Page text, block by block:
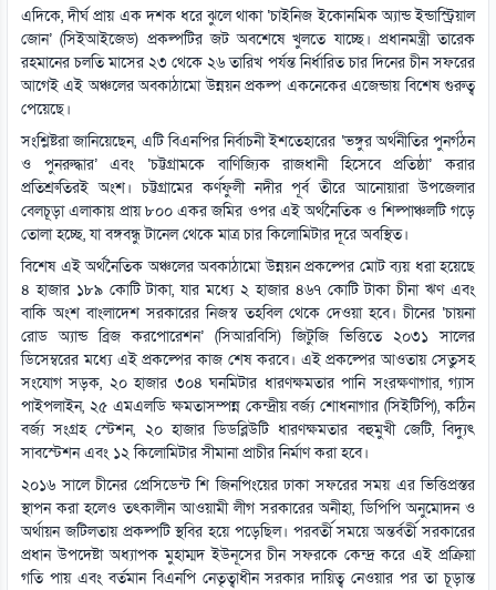
এদিকে, দীর্ঘ প্রায় এক দশক ধরে ঝুলে থাকা ‘চাইনিজ ইকোনমিক অ্যান্ড ইন্ডাস্ট্রিয়াল
জোন’ (সিইআইজেড) প্রকল্পটির জট অবশেষে খুলতে যাচ্ছে। প্রধানমন্ত্রী তারেক
রহমানের চলতি মাসের ২৩ থেকে ২৬ তারিখ পর্যন্ত নির্ধারিত চার দিনের চীন সফরের
আগেই এই অঞ্চলের অবকাঠামো উন্নয়ন প্রকল্প একনেকের এজেন্ডায় বিশেষ গুরুত্ব
পেয়েছে।
সংশ্লিষ্টরা জানিয়েছেন, এটি বিএনপির নির্বাচনী ইশতেহারের ‘ভঙ্গুর অর্থনীতির পুনর্গঠন
ও পুনরুদ্ধার’ এবং ‘চট্টগ্রামকে বাণিজ্যিক রাজধানী হিসেবে প্রতিষ্ঠা’ করার
প্রতিশ্রুতিরই অংশ। চট্টগ্রামের কর্ণফুলী নদীর পূর্ব তীরে আনোয়ারা উপজেলার
বেলচূড়া এলাকায় প্রায় ৮০০ একর জমির ওপর এই অর্থনৈতিক ও শিল্পাঞ্চলটি গড়ে
তোলা হচ্ছে, যা বঙ্গবন্ধু টানেল থেকে মাত্র চার কিলোমিটার দূরে অবস্থিত।
বিশেষ এই অর্থনৈতিক অঞ্চলের অবকাঠামো উন্নয়ন প্রকল্পের মোট ব্যয় ধরা হয়েছে
৪ হাজার ১৮৯ কোটি টাকা, যার মধ্যে ২ হাজার ৪৬৭ কোটি টাকা চীনা ঋণ এবং
বাকি অংশ বাংলাদেশ সরকারের নিজস্ব তহবিল থেকে দেওয়া হবে। চীনের ‘চায়না
রোড অ্যান্ড ব্রিজ করপোরেশন’ (সিআরবিসি) জিটুজি ভিত্তিতে ২০৩১ সালের
ডিসেম্বরের মধ্যে এই প্রকল্পের কাজ শেষ করবে। এই প্রকল্পের আওতায় সেতুসহ
সংযোগ সড়ক, ২০ হাজার ৩০৪ ঘনমিটার ধারণক্ষমতার পানি সংরক্ষণাগার, গ্যাস
পাইপলাইন, ২৫ এমএলডি ক্ষমতাসম্পন্ন কেন্দ্রীয় বর্জ্য শোধনাগার (সিইটিপি), কঠিন
বর্জ্য সংগ্রহ স্টেশন, ২০ হাজার ডিডব্লিউটি ধারণক্ষমতার বহুমুখী জেটি, বিদ্যুৎ
সাবস্টেশন এবং ১২ কিলোমিটার সীমানা প্রাচীর নির্মাণ করা হবে।
২০১৬ সালে চীনের প্রেসিডেন্ট শি জিনপিংয়ের ঢাকা সফরের সময় এর ভিত্তিপ্রস্তর
স্থাপন করা হলেও তৎকালীন আওয়ামী লীগ সরকারের অনীহা, ডিপিপি অনুমোদন ও
অর্থায়ন জটিলতায় প্রকল্পটি স্থবির হয়ে পড়েছিল। পরবর্তী সময়ে অন্তর্বর্তী সরকারের
প্রধান উপদেষ্টা অধ্যাপক মুহাম্মদ ইউনূসের চীন সফরকে কেন্দ্র করে এই প্রক্রিয়া
গতি পায় এবং বর্তমান বিএনপি নেতৃত্বাধীন সরকার দায়িত্ব নেওয়ার পর তা চূড়ান্ত